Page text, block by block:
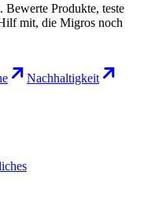
Produkte, teste
mit, die Migros noch
Nachhaltigkeit